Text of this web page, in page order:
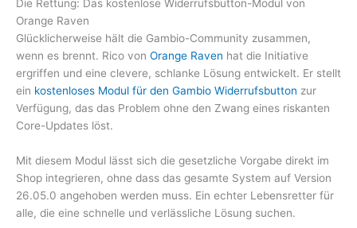
Die Rettung: Das kostenlose Widerrufsbutton-Modul von
Orange Raven
Glücklicherweise hält die Gambio-Community zusammen,
wenn es brennt. Rico von Orange Raven hat die Initiative
ergriffen und eine clevere, schlanke Lösung entwickelt. Er stellt
ein kostenloses Modul für den Gambio Widerrufsbutton zur
Verfügung, das das Problem ohne den Zwang eines riskanten
Core-Updates löst.
Mit diesem Modul lässt sich die gesetzliche Vorgabe direkt im
Shop integrieren, ohne dass das gesamte System auf Version
26.05.0 angehoben werden muss. Ein echter Lebensretter für
alle, die eine schnelle und verlässliche Lösung suchen.